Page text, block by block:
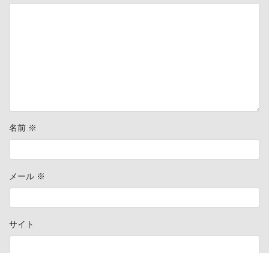
名前 ※
メール ※
サイト